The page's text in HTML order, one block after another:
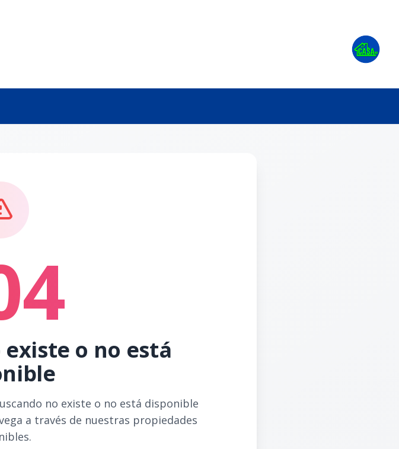
o no está
no existe o no está disponible
a través de nuestras propiedades